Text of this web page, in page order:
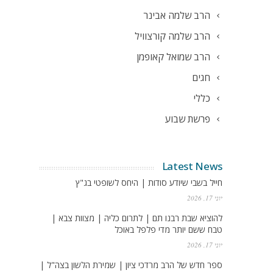
הרב שלמה אבינר
הרב שלמה קורצוויל
הרב שמואל קאופמן
חגים
כללי
פרשת שבוע
Latest News
חייל בשבי שיודע סודות | היחס לשופטי בג"ץ
יוני 17, 2026
להוציא שבת רבנו תם | לתרום כליה | מצוות צבא |
טבח ששם יותר מדי פלפל באוכל
יוני 17, 2026
ספר חדש של הרב מרדכי ציון | שמירת הלשון בצה"ל |